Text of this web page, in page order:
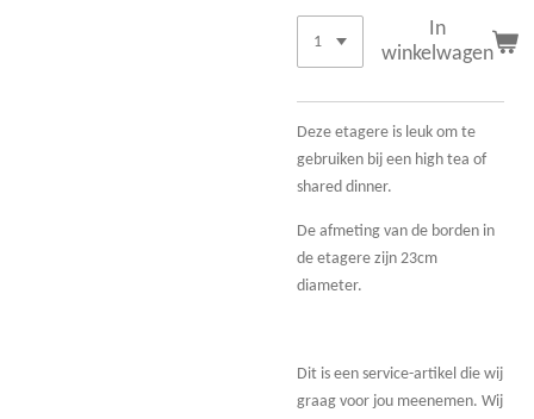
In
winkelwagen
Deze etagere is leuk om te
gebruiken bij een high tea of
shared dinner.
De afmeting van de borden in
de etagere zijn 23cm
diameter.
Dit is een service-artikel die wij
graag voor jou meenemen. Wij